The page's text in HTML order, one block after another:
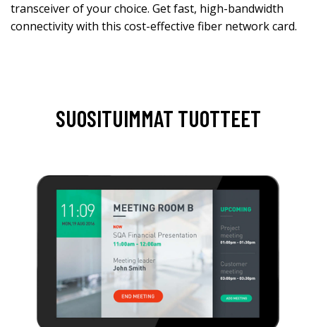
transceiver of your choice. Get fast, high-bandwidth
connectivity with this cost-effective fiber network card.
SUOSITUIMMAT TUOTTEET